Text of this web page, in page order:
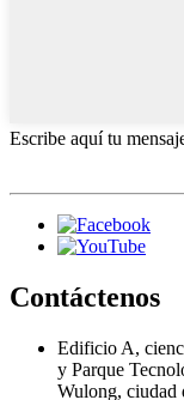
Escribe aquí tu
Contáctenos
Edificio A,
y Parque
Wulong, ciudad